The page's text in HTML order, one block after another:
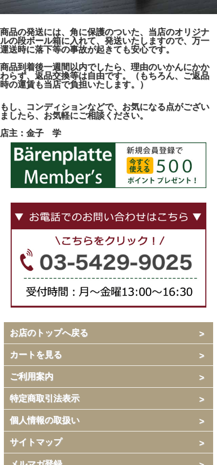
商品の発送には、角に保護のついた、当店のオリジナ
ルの段ボール箱に入れて、発送いたしますので、万一
運送時に落下等の事故が起きても安心です。
商品到着後一週間以内でしたら、理由のいかんにかか
わらず、返品交換等は自由です。（もちろん、ご返品
時の運賃も当店で負担いたします。）
もし、コンディションなどで、お気になる点がござい
ましたら、お気軽にご相談ください。
店主：金子 学
お店のトップへ戻る
カートを見る
ご利用案内
特定商取引法表示
個人情報の取扱い
サイトマップ